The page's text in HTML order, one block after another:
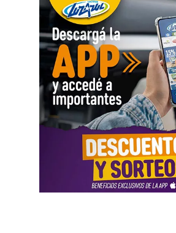
discapacidad se encuentran en una
vulnerabilidad y que el Estado debe
protección reforzada. En ese sentido,
políticas públicas deben garantizar
alto posible», especialmente en
rehabilitación e integración social.